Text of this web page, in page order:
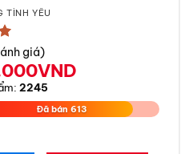
TÌNH YÊU
giá)
VND
2245
Đã bán 613